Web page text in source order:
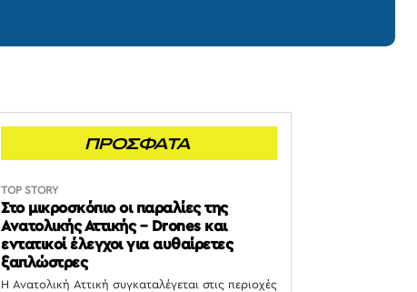
ΠΡΟΣΦΑΤΑ
TOP STORY
Στο μικροσκόπιο οι παραλίες της
Ανατολικής Αττικής – Drones και
εντατικοί έλεγχοι για αυθαίρετες
ξαπλώστρες
Η Ανατολική Αττική συγκαταλέγεται στις περιοχές